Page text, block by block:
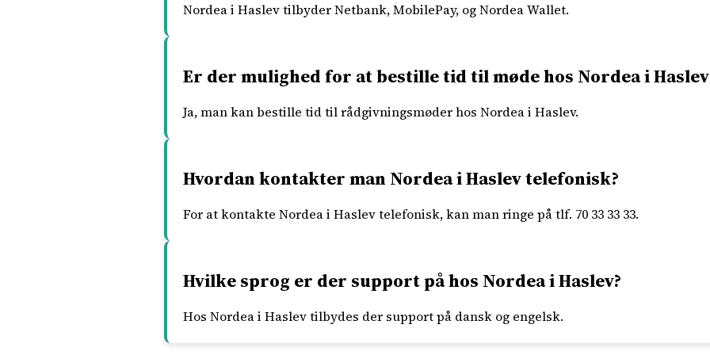
Nordea i Haslev tilbyder Netbank, MobilePay, og Nordea Wallet.
Er der mulighed for at bestille tid til møde hos Nordea i
Ja, man kan bestille tid til rådgivningsmøder hos Nordea i Haslev.
Hvordan kontakter man Nordea i Haslev telefonisk?
For at kontakte Nordea i Haslev telefonisk, kan man ringe på tlf. 70 33 33 33.
Hvilke sprog er der support på hos Nordea i Haslev?
Hos Nordea i Haslev tilbydes der support på dansk og engelsk.